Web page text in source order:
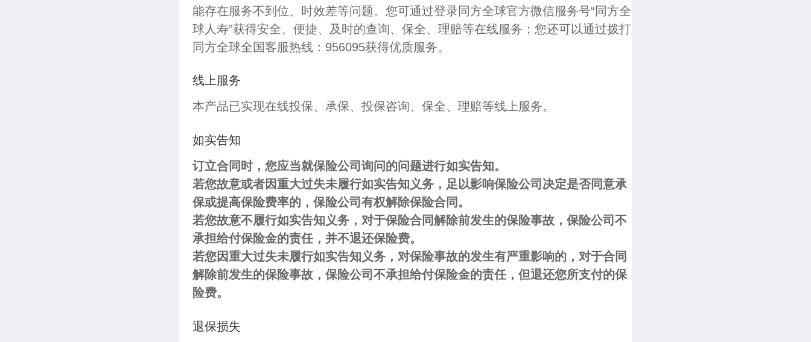
能存在服务不到位、时效差等问题。您可通过登录同方全球官方微信服务号“同方全
球人寿”获得安全、便捷、及时的查询、保全、理赔等在线服务；您还可以通过拨打
同方全球全国客服热线：956095获得优质服务。
线上服务
本产品已实现在线投保、承保、投保咨询、保全、理赔等线上服务。
如实告知
订立合同时，您应当就保险公司询问的问题进行如实告知。
若您故意或者因重大过失未履行如实告知义务，足以影响保险公司决定是否同意承
保或提高保险费率的，保险公司有权解除保险合同。
若您故意不履行如实告知义务，对于保险合同解除前发生的保险事故，保险公司不
承担给付保险金的责任，并不退还保险费。
若您因重大过失未履行如实告知义务，对保险事故的发生有严重影响的，对于合同
解除前发生的保险事故，保险公司不承担给付保险金的责任，但退还您所支付的保
险费。
退保损失